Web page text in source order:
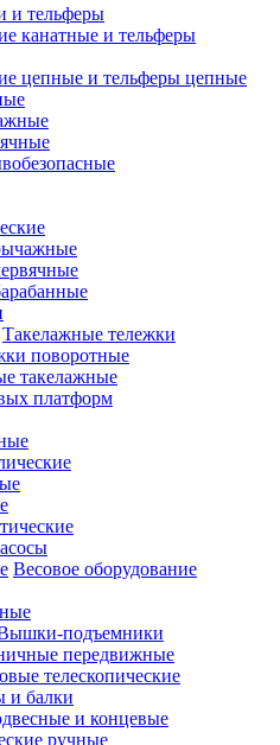
и тельферы
канатные и тельферы
цепные и тельферы цепные
Такелажные тележки
поворотные
такелажные
платформ
Весовое оборудование
подъемники
передвижные
телескопические
и балки
и концевые
ручные